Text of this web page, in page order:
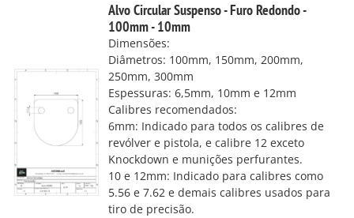
Alvo Circular Suspenso - Furo Redondo -
100mm - 10mm
Dimensões:
Diâmetros: 100mm, 150mm, 200mm,
250mm, 300mm
Espessuras: 6,5mm, 10mm e 12mm
Calibres recomendados:
6mm: Indicado para todos os calibres de
revólver e pistola, e calibre 12 exceto
Knockdown e munições perfurantes.
10 e 12mm: Indicado para calibres como
5.56 e 7.62 e demais calibres usados para
tiro de precisão.